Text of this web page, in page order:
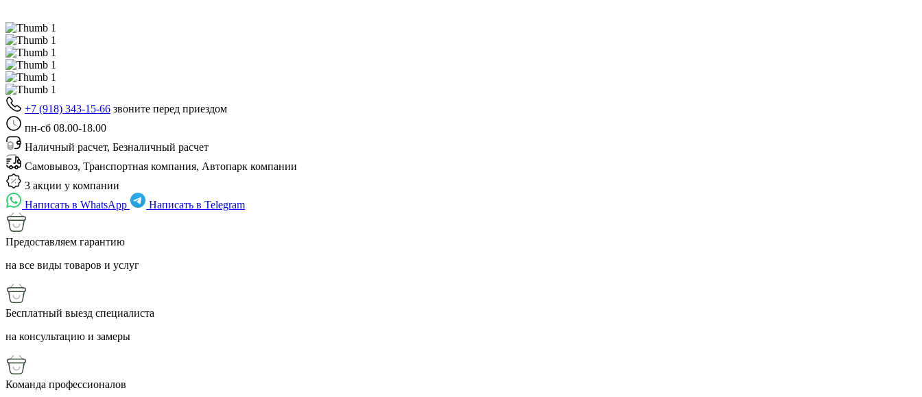
+7 (918) 343-15-66 звоните перед приездом
пн-сб 08.00-18.00
Наличный расчет, Безналичный расчет
Самовывоз, Транспортная компания, Автопарк компании
3 акции у компании
Написать в WhatsApp
Написать в Telegram
Предоставляем гарантию
на все виды товаров и услуг
Бесплатный выезд специалиста
на консультацию и замеры
Команда профессионалов